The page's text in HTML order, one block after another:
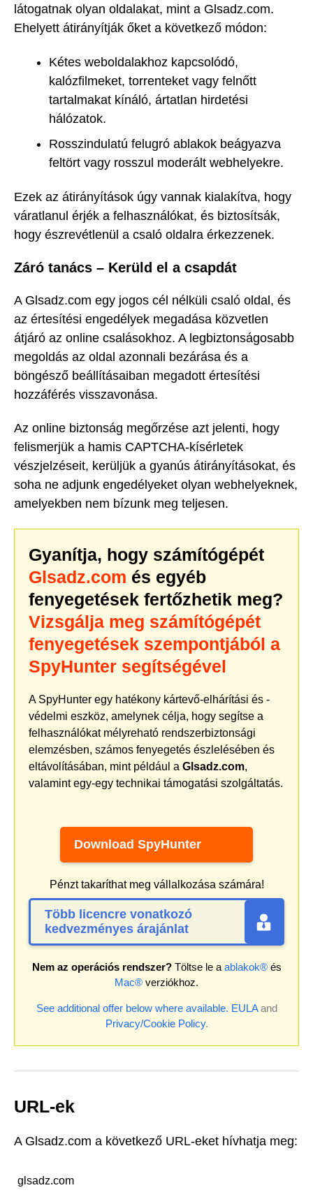
látogatnak olyan oldalakat, mint a Glsadz.com.
Ehelyett átirányítják őket a következő módon:
Kétes weboldalakhoz kapcsolódó,
kalózfilmeket, torrenteket vagy felnőtt
tartalmakat kínáló, ártatlan hirdetési
hálózatok.
Rosszindulatú felugró ablakok beágyazva
feltört vagy rosszul moderált webhelyekre.
Ezek az átirányítások úgy vannak kialakítva, hogy
váratlanul érjék a felhasználókat, és biztosítsák,
hogy észrevétlenül a csaló oldalra érkezzenek.
Záró tanács – Kerüld el a csapdát
A Glsadz.com egy jogos cél nélküli csaló oldal, és
az értesítési engedélyek megadása közvetlen
átjáró az online csalásokhoz. A legbiztonságosabb
megoldás az oldal azonnali bezárása és a
böngésző beállításaiban megadott értesítési
hozzáférés visszavonása.
Az online biztonság megőrzése azt jelenti, hogy
felismerjük a hamis CAPTCHA-kísérletek
vészjelzéseit, kerüljük a gyanús átirányításokat, és
soha ne adjunk engedélyeket olyan webhelyeknek,
amelyekben nem bízunk meg teljesen.
Gyanítja, hogy számítógépét
Glsadz.com és egyéb
fenyegetések fertőzhetik meg?
Vizsgálja meg számítógépét
fenyegetések szempontjából a
SpyHunter segítségével
A SpyHunter egy hatékony kártevő-elhárítási és -
védelmi eszköz, amelynek célja, hogy segítse a
felhasználókat mélyreható rendszerbiztonsági
elemzésben, számos fenyegetés észlelésében és
eltávolításában, mint például a Glsadz.com,
valamint egy-egy technikai támogatási szolgáltatás.
Download SpyHunter
Pénzt takaríthat meg vállalkozása számára!
Több licencre vonatkozó
kedvezményes árajánlat
Nem az operációs rendszer?Töltse le a ablakok®és
Mac® verziókhoz.
See additional offer below where available. EULAand
Privacy/Cookie Policy.
URL-ek
A Glsadz.com a következő URL-eket hívhatja meg:
glsadz.com